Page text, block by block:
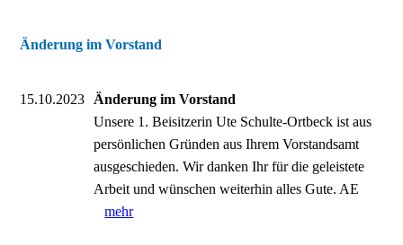
Änderung im Vorstand
15.10.2023
Änderung im Vorstand
Unsere 1. Beisitzerin Ute Schulte-Ortbeck ist aus
persönlichen Gründen aus Ihrem Vorstandsamt
ausgeschieden. Wir danken Ihr für die geleistete
Arbeit und wünschen weiterhin alles Gute. AE
mehr